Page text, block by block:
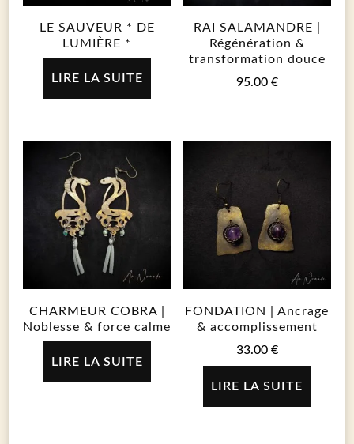
LE SAUVEUR * DE
LUMIÈRE *
LIRE LA SUITE
RAI SALAMANDRE |
Régénération &
transformation douce
95.00 €
CHARMEUR COBRA |
Noblesse & force calme
LIRE LA SUITE
FONDATION | Ancrage
& accomplissement
33.00 €
LIRE LA SUITE